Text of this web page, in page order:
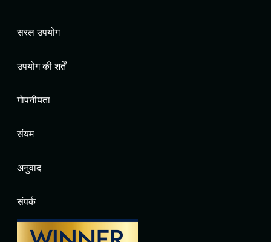
सरल उपयोग
उपयोग की शर्तें
गोपनीयता
संयम
अनुवाद
संपर्क